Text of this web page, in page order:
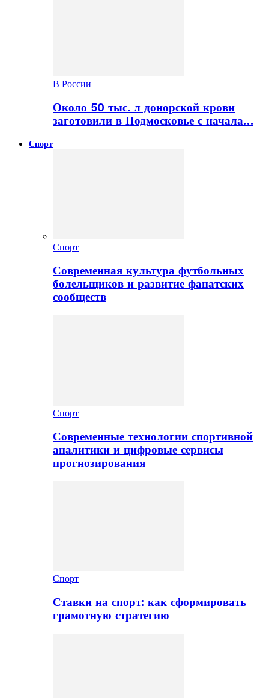
В России
Около 50 тыс. л донорской крови
заготовили в Подмосковье с начала…
Спорт
Спорт
Современная культура футбольных
болельщиков и развитие фанатских
сообществ
Спорт
Современные технологии спортивной
аналитики и цифровые сервисы
прогнозирования
Спорт
Ставки на спорт: как сформировать
грамотную стратегию